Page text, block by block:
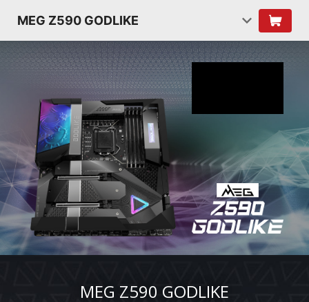
MEG Z590 GODLIKE
MEG Z590 GODLIKE